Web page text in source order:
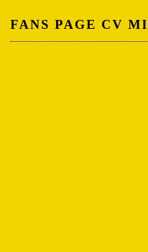
FANS PAGE CV